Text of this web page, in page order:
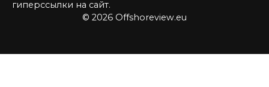
гиперссылки на сайт.
© 2026 Offshoreview.eu